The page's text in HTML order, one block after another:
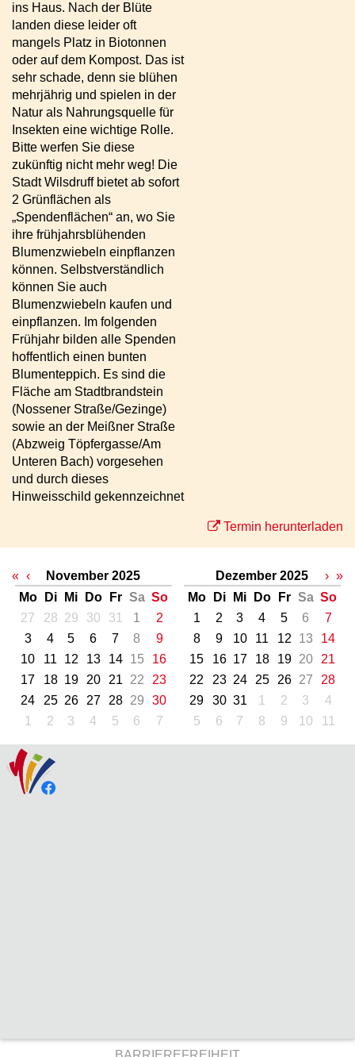
ins Haus. Nach der Blüte
landen diese leider oft
mangels Platz in Biotonnen
oder auf dem Kompost. Das ist
sehr schade, denn sie blühen
mehrjährig und spielen in der
Natur als Nahrungsquelle für
Insekten eine wichtige Rolle.
Bitte werfen Sie diese
zukünftig nicht mehr weg! Die
Stadt Wilsdruff bietet ab sofort
2 Grünflächen als
„Spendenflächen“ an, wo Sie
ihre frühjahrsblühenden
Blumenzwiebeln einpflanzen
können. Selbstverständlich
können Sie auch
Blumenzwiebeln kaufen und
einpflanzen. Im folgenden
Frühjahr bilden alle Spenden
hoffentlich einen bunten
Blumenteppich. Es sind die
Fläche am Stadtbrandstein
(Nossener Straße/Gezinge)
sowie an der Meißner Straße
(Abzweig Töpfergasse/Am
Unteren Bach) vorgesehen
und durch dieses
Hinweisschild gekennzeichnet
Termin herunterladen
« ‹
November 2025
Mo
Di Mi Do Fr Sa So
27
28 29 30 31 1
2
3
4 5 6 7 8
9
10
11 12 13 14 15
16
17
18 19 20 21 22
23
24
25 26 27 28 29
30
1
2 3 4 5 6 7
Dezember 2025
Mo
Di Mi Do Fr Sa So
1
2 3 4 5 6
7
8
9 10 11 12 13
14
15
16 17 18 19 20
21
22
23 24 25 26 27
28
29
30 31 1 2 3
4
5
6 7 8 9 10 11
› »